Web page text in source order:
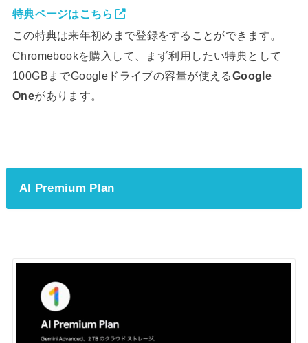
特典ページはこちら
この特典は来年初めまで登録をすることができます。
Chromebookを購入して、まず利用したい特典として
100GBまでGoogleドライブの容量が使えるGoogle
Oneがあります。
AI Premium Plan